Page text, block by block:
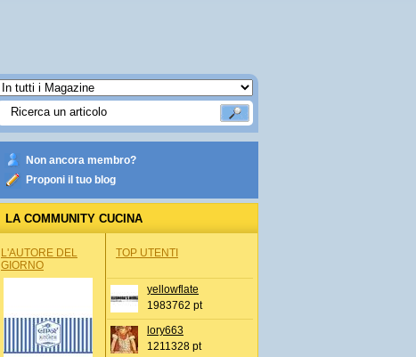
Non ancora membro?
Proponi il tuo blog
LA COMMUNITY CUCINA
L'AUTORE DEL
GIORNO
TOP UTENTI
yellowflate
1983762 pt
lory663
1211328 pt